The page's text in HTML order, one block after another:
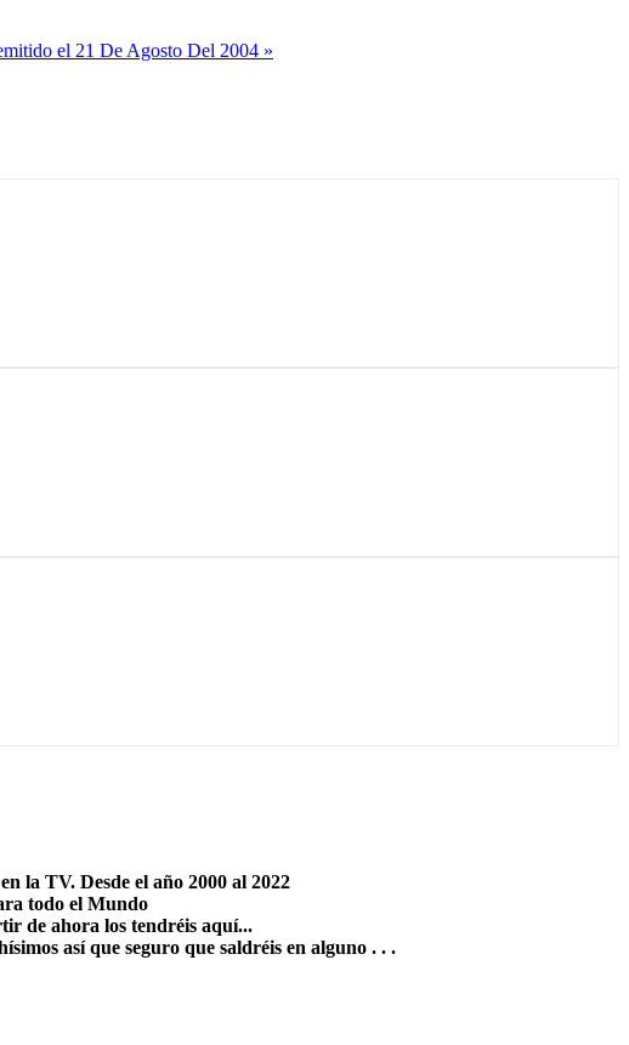
el 21 De Agosto Del 2004 »
la TV. Desde el año 2000 al 2022
todo el Mundo
de ahora los tendréis aquí...
así que seguro que saldréis en alguno . . .